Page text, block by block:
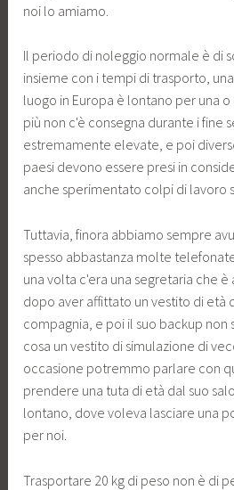
noi lo amiamo.
Il periodo di noleggio normale è di
insieme con i tempi di trasporto,
luogo in Europa è lontano per una
più non c'è consegna durante i fine
estremamente elevate, e poi
paesi devono essere presi in
anche sperimentato colpi di lavoro
Tuttavia, finora abbiamo sempre
spesso abbastanza molte
una volta c'era una segretaria che è
dopo aver affittato un vestito di età
compagnia, e poi il suo backup
cosa un vestito di simulazione di
occasione potremmo parlare con
prendere una tuta di età dal suo
lontano, dove voleva lasciare una
per noi.
Trasportare 20 kg di peso non è di